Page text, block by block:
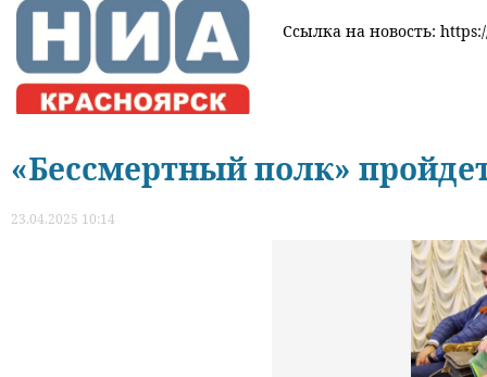
Ссылка на новость:
«Бессмертный полк»
23.04.2025 10:14